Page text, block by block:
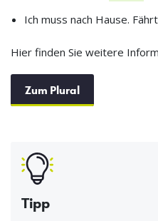
Ich muss nach Hause.
Hier finden Sie weitere
Zum Plural
Tipp